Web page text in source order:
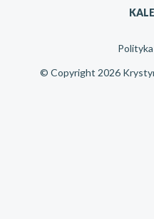
© Copyright 2026